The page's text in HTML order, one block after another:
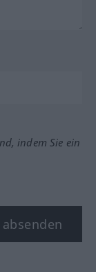
indem Sie ein